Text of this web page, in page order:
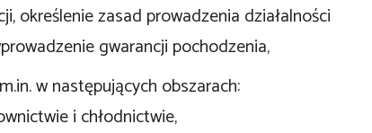
określenie zasad prowadzenia działalności
gwarancji pochodzenia,
w następujących obszarach:
i chłodnictwie,